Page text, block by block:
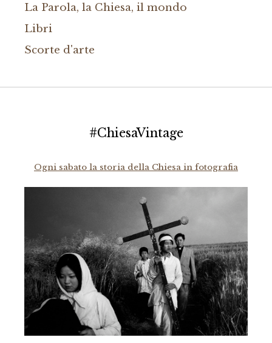
La Parola, la Chiesa, il mondo
Libri
Scorte d'arte
#ChiesaVintage
Ogni sabato la storia della Chiesa in fotografia